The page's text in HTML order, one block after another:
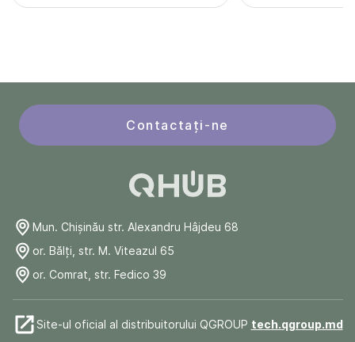
Contactați-ne
Mun. Chişinău str. Alexandru Hâjdeu 68
or. Bălți, str. M. Viteazul 65
or. Comrat, str. Fedico 39
Site-ul oficial al distribuitorului QGROUP tech.qgroup.md